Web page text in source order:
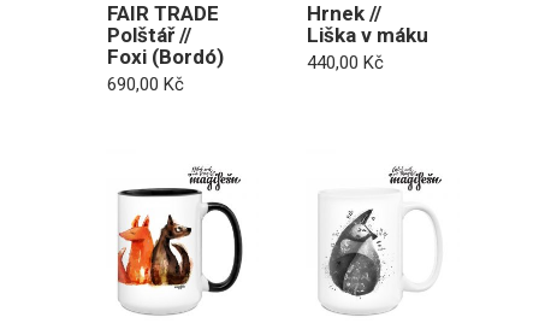
FAIR TRADE
Polštář //
Foxi (Bordó)
690,00 Kč
Hrnek //
Liška v máku
440,00 Kč